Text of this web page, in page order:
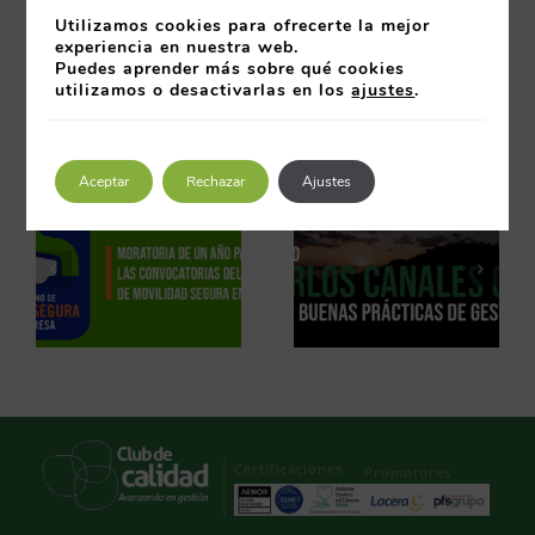
Descargar el informeaquí.
01 junio 2013
Certificaciones Promotores
Utilizamos cookies para ofrecerte la mejor
experiencia en nuestra web.
Puedes aprender más sobre qué cookies
utilizamos o desactivarlas en losajustes.
Aceptar Rechazar Ajustes